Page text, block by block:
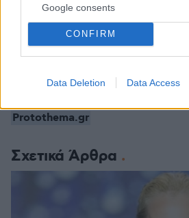
Google consents
CONFIRM
Data Deletion Data Access
Σχετικά Άρθρα
Ακολουθήστε τοprotothema.gr
και μάθετε πρώτοι όλες τις
Δείτε όλες τις τελευταίες
Protothema.gr